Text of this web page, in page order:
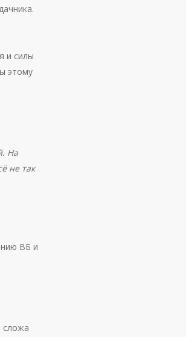
и силы
этому
На
не так
ВБ и
сложа